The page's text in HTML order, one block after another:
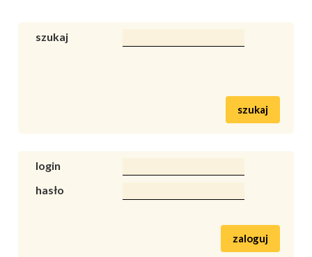
szukaj
szukaj
login
hasło
zaloguj